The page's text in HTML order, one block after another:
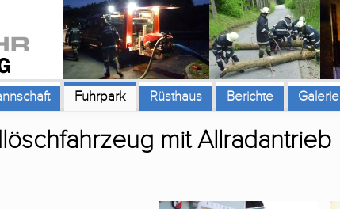
Fuhrpark Rüsthaus Berichte Galerie
mit Allradantrieb